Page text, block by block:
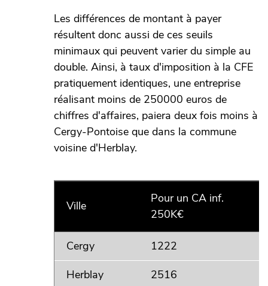
Les différences de montant à payer
résultent donc aussi de ces seuils
minimaux qui peuvent varier du simple au
double. Ainsi, à taux d'imposition à la CFE
pratiquement identiques, une entreprise
réalisant moins de 250000 euros de
chiffres d'affaires, paiera deux fois moins à
Cergy-Pontoise que dans la commune
voisine d'Herblay.
Ville
Pour un CA inf.
250K€
Cergy
1222
Herblay
2516